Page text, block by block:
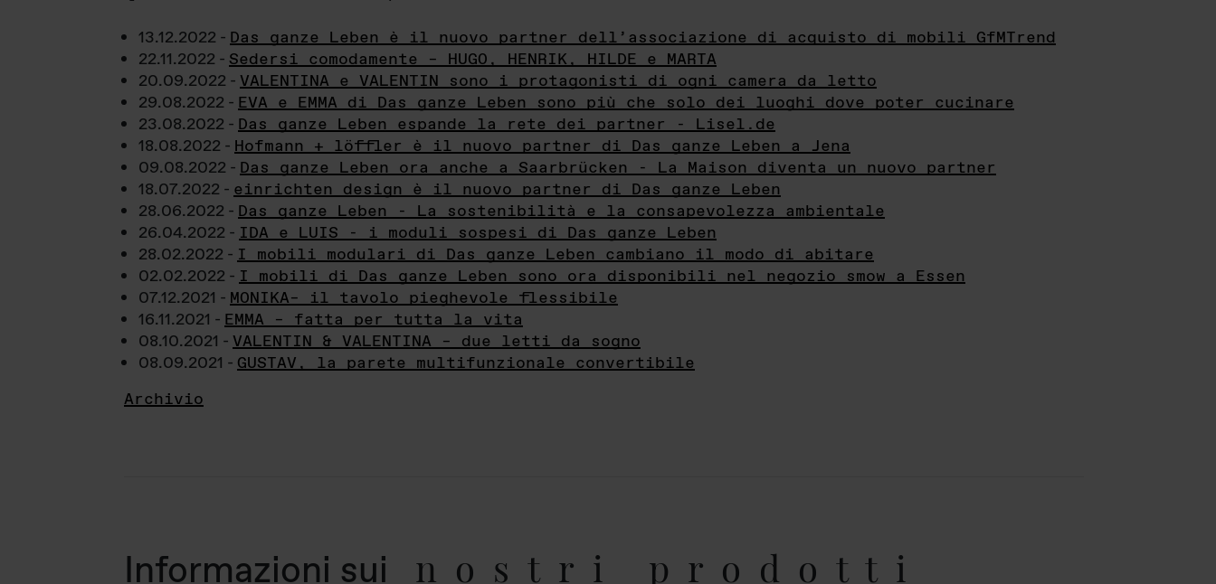
13.12.2022 - Das ganze Leben è il nuovo partner dell’associazione di acquisto di mobili GfMTrend
22.11.2022 - Sedersi comodamente – HUGO, HENRIK, HILDE e MARTA
20.09.2022 - VALENTINA e VALENTIN sono i protagonisti di ogni camera da letto
29.08.2022 - EVA e EMMA di Das ganze Leben sono più che solo dei luoghi dove poter cucinare
23.08.2022 - Das ganze Leben espande la rete dei partner - Lisel.de
18.08.2022 - Hofmann + löffler è il nuovo partner di Das ganze Leben a Jena
09.08.2022 - Das ganze Leben ora anche a Saarbrücken - La Maison diventa un nuovo partner
18.07.2022 - einrichten design è il nuovo partner di Das ganze Leben
28.06.2022 - Das ganze Leben - La sostenibilità e la consapevolezza ambientale
26.04.2022 - IDA e LUIS - i moduli sospesi di Das ganze Leben
28.02.2022 - I mobili modulari di Das ganze Leben cambiano il modo di abitare
02.02.2022 - I mobili di Das ganze Leben sono ora disponibili nel negozio smow a Essen
07.12.2021 - MONIKA– il tavolo pieghevole flessibile
16.11.2021 - EMMA – fatta per tutta la vita
08.10.2021 - VALENTIN & VALENTINA – due letti da sogno
08.09.2021 - GUSTAV, la parete multifunzionale convertibile
Archivio
Informazioni sui nostri prodotti